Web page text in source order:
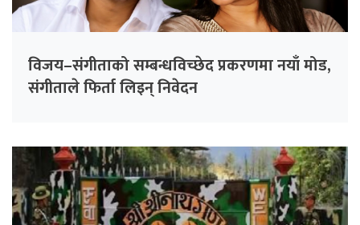
विजय–संगीताको सम्बन्धविच्छेद प्रकरणमा नयाँ मोड,
संगीता‍ले फिर्ता लिइन् निवेदन